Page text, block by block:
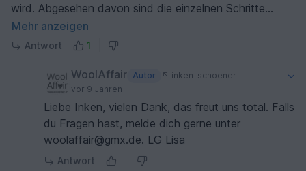
wird. Abgesehen davon sind die einzelnen Schritte
durch die vielen guten Fotos sehr gut erklärt. Jetzt kann
ich endlich mein Winter-Weihnachtsprojekt starten!
Mehr anzeigen
Antwort 1
WoolAffair Autor
inken-schoener
vor 9 Jahren
Liebe Inken, vielen Dank, das freut uns total. Falls
du Fragen hast, melde dich gerne unter
woolaffair@gmx.de. LG Lisa
Antwort